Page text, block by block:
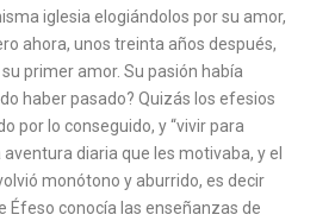
iglesia elogiándolos por su amor,
ahora, unos treinta años después,
primer amor. Su pasión había
haber pasado? Quizás los efesios
por lo conseguido, y “vivir para
aventura diaria que les motivaba, y el
monótono y aburrido, es decir
Éfeso conocía las enseñanzas de